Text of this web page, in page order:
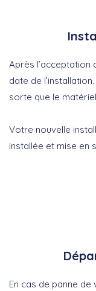
Après l’acceptation
date de
sorte que le
Votre nouvelle
installée et mise en
En cas de panne